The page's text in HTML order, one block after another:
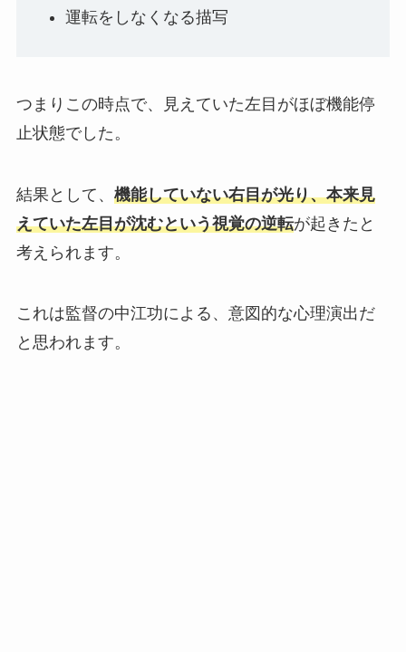
運転をしなくなる描写
つまりこの時点で、
見えていた左目がほぼ機能停
止状態でした。
結果として、 機能していない右目が光り、本来見
えていた左目が沈むという視覚の逆転が起きたと
考えられます。
これは監督の中江功による、意図的な心理演出だ
と思われます。